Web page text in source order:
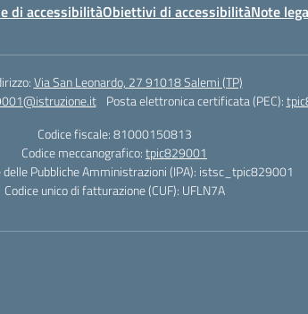
di accessibilitàObiettivi di accessibilitàNote
Via San Leonardo, 27 91018 Salemi (TP)
Posta elettronica certificata (PEC):
Codice fiscale: 81000150813
Codice meccanografico:tpic829001
delle Pubbliche Amministrazioni (IPA): istsc_tpic829001
Codice unico di fatturazione (CUF): UFLN7A